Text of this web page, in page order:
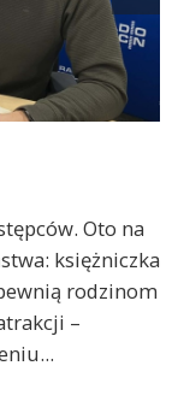
Oto na
księżniczka
rodzinom
–